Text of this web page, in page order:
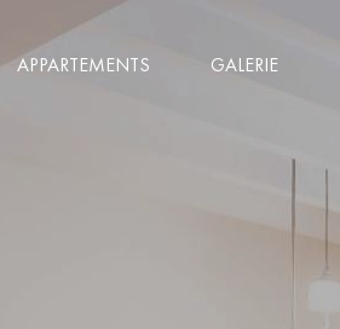
APPARTEMENTS GALERIE